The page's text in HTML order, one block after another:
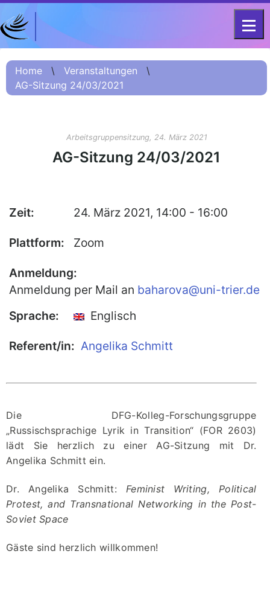
Home
Projekt
Projektvorstellung
О проекте (Beschreibung
Russisch)
Team
Fellows
Veranstaltungsarchiv
Publikationen
Buch-Publikationen
Kollegpublikationen
Internationale Zeitschrift für
DFG-KOLLEG-FORSCHUNGSGRUPPE
FOR 2603 2017 – 2023
Home \ Veranstaltungen
\
AG-Sitzung 24/03/2021
Arbeitsgruppensitzung, 24. März 2021
AG-Sitzung 24/03/2021
Zeit: 24. März 2021, 14:00 - 16:00
Plattform: Zoom
Anmeldung:
Anmeldung per Mail an baharova@uni-trier.de
Sprache:
Englisch
Referent/in: Angelika Schmitt
Die DFG-Kolleg-Forschungsgruppe
„Russischsprachige Lyrik in Transition“ (FOR 2603)
lädt Sie herzlich zu einer AG-Sitzung mit Dr.
Angelika Schmitt ein.
Dr. Angelika Schmitt: Feminist Writing, Political
Protest, and Transnational Networking in the Post-
Soviet Space
Gäste sind herzlich willkommen!